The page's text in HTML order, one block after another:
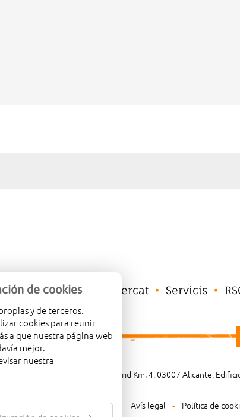
Empreses Mercat Servicis
Carretera de Madrid Km. 4, 03007 Alicante,
Avís legal Política de
de cookies
y de terceros.
cookies para reunir
a que nuestra página web
mejor.
nuestra